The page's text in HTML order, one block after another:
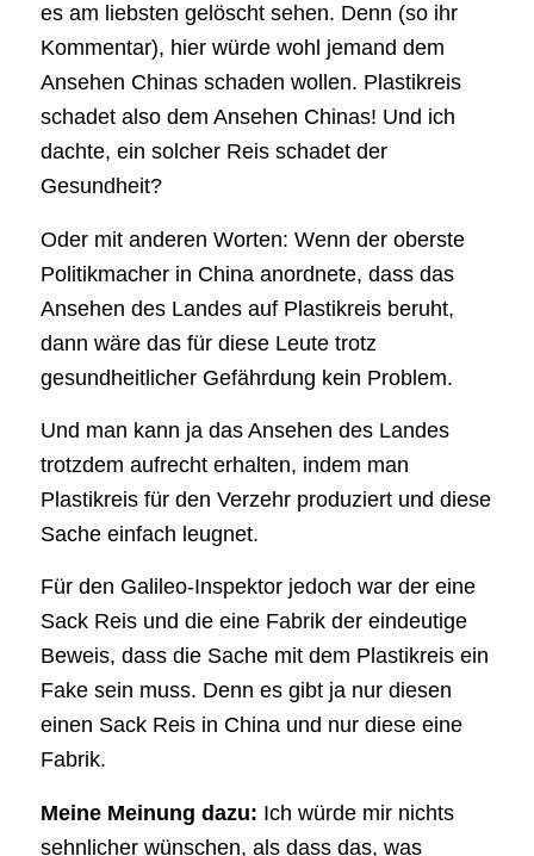
es am liebsten gelöscht sehen. Denn (so ihr
Kommentar), hier würde wohl jemand dem
Ansehen Chinas schaden wollen. Plastikreis
schadet also dem Ansehen Chinas! Und ich
dachte, ein solcher Reis schadet der
Gesundheit?
Oder mit anderen Worten: Wenn der oberste
Politikmacher in China anordnete, dass das
Ansehen des Landes auf Plastikreis beruht,
dann wäre das für diese Leute trotz
gesundheitlicher Gefährdung kein Problem.
Und man kann ja das Ansehen des Landes
trotzdem aufrecht erhalten, indem man
Plastikreis für den Verzehr produziert und diese
Sache einfach leugnet.
Für den Galileo-Inspektor jedoch war der eine
Sack Reis und die eine Fabrik der eindeutige
Beweis, dass die Sache mit dem Plastikreis ein
Fake sein muss. Denn es gibt ja nur diesen
einen Sack Reis in China und nur diese eine
Fabrik.
Meine Meinung dazu: Ich würde mir nichts
sehnlicher wünschen, als dass das, was